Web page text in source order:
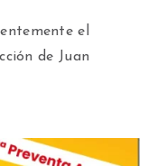
el
de Juan